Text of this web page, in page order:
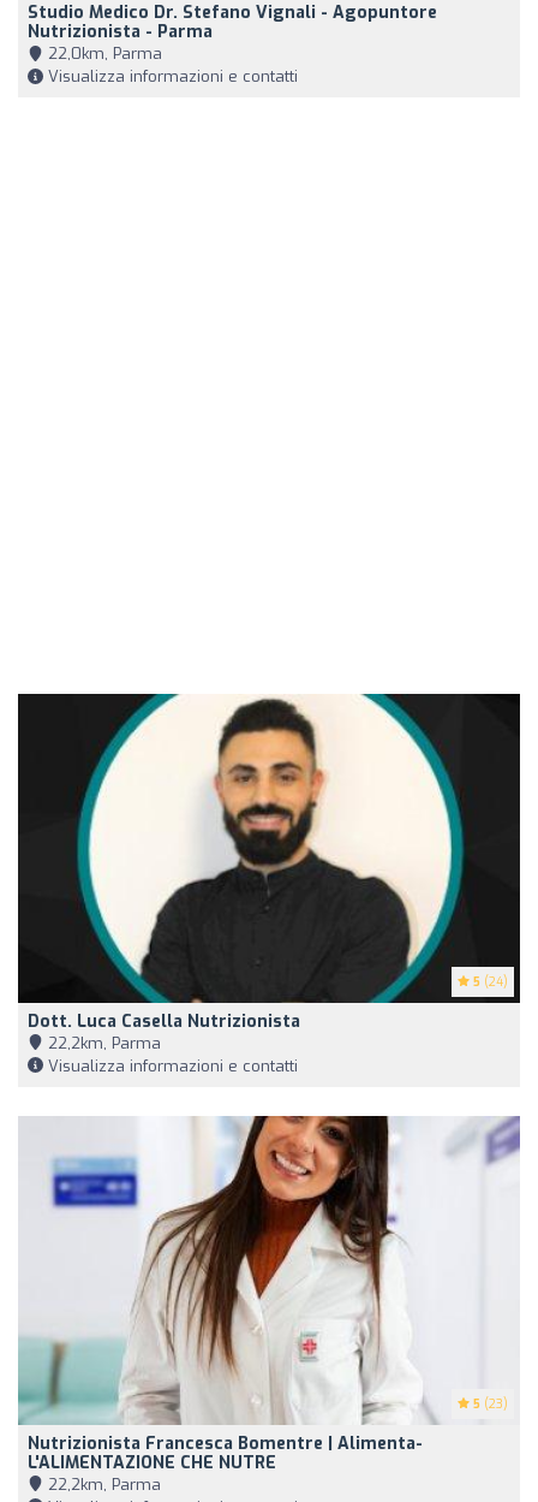
Studio Medico Dr. Stefano Vignali - Agopuntore
Nutrizionista - Parma
22,0km, Parma
Visualizza informazioni e contatti
5 (24)
Dott. Luca Casella Nutrizionista
22,2km, Parma
Visualizza informazioni e contatti
5 (23)
Nutrizionista Francesca Bomentre | Alimenta-
L'ALIMENTAZIONE CHE NUTRE
22,2km, Parma